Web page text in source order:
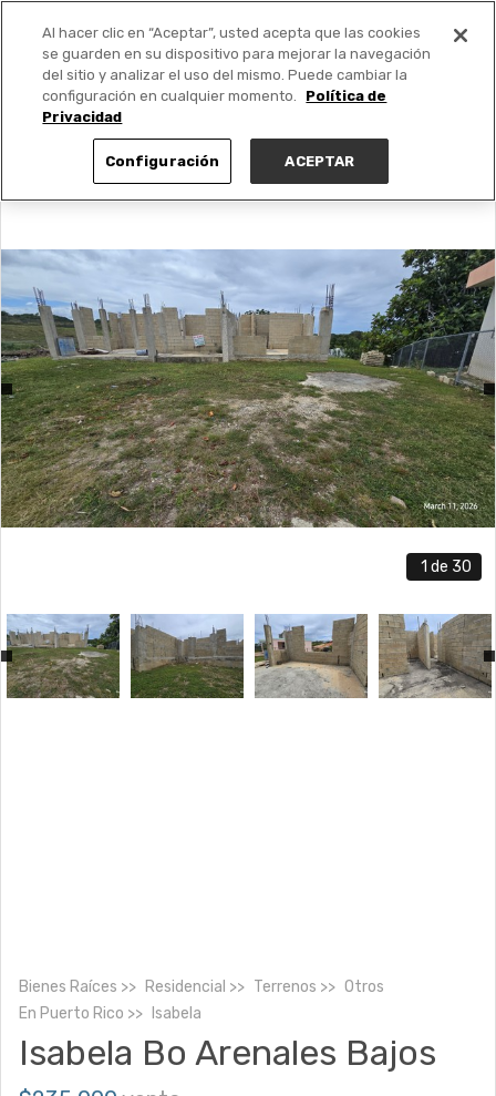
PUBLICA GRATIS +
1 de 30
Bienes Raíces Residencial Terrenos
Otros
En Puerto Rico Isabela
Isabela Bo Arenales Bajos
Al hacer clic en “Aceptar”, usted acepta que las cookies
se guarden en su dispositivo para mejorar la navegación
del sitio y analizar el uso del mismo. Puede cambiar la
configuración en cualquier momento.
Política de
Privacidad
Configuración ACEPTAR